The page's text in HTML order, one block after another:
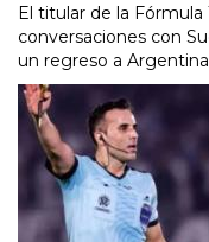
El titular de la
conversaciones con
un regreso a Argentina